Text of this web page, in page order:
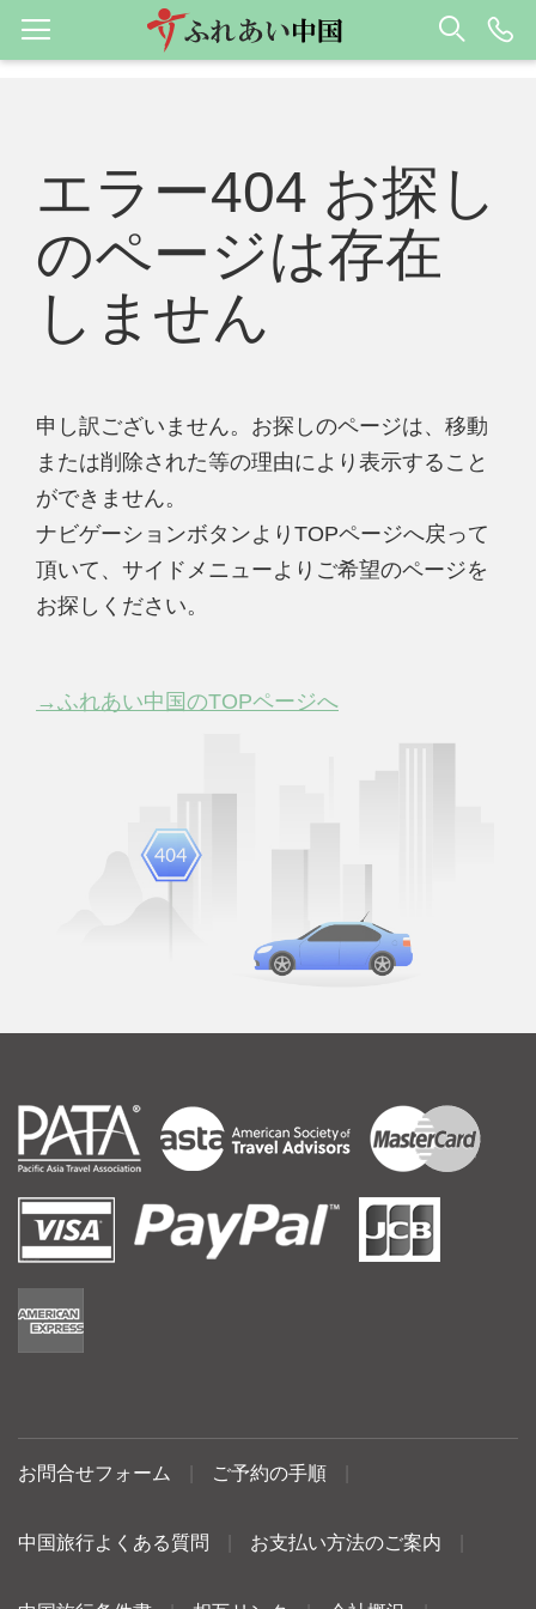
エラー404 お探し
のページは存在
しません
申し訳ございません。お探しのページは、移動
または削除された等の理由により表示すること
ができません。
ナビゲーションボタンよりTOPページへ戻って
頂いて、サイドメニューよりご希望のページを
お探しください。
→ふれあい中国のTOPページへ
お問合せフォーム ご予約の手順
中国旅行よくある質問 お支払い方法のご案内